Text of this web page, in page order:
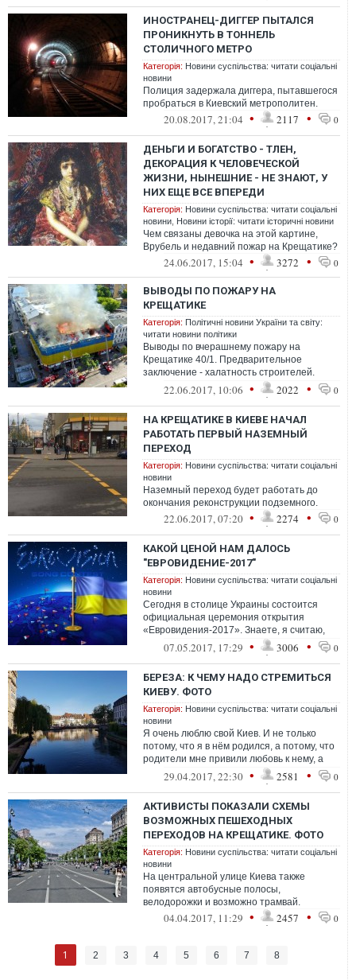
ИНОСТРАНЕЦ-ДИГГЕР ПЫТАЛСЯ
ПРОНИКНУТЬ В ТОННЕЛЬ
СТОЛИЧНОГО МЕТРО
Категорія: Новини суспільства: читати соціальні
новини
Полиция задержала диггера, пытавшегося
пробраться в Киевский метрополитен.
20.08.2017, 21:04 • 2117 • 0
ДЕНЬГИ И БОГАТСТВО - ТЛЕН,
ДЕКОРАЦИЯ К ЧЕЛОВЕЧЕСКОЙ
ЖИЗНИ, НЫНЕШНИЕ - НЕ ЗНАЮТ, У
НИХ ЕЩЕ ВСЕ ВПЕРЕДИ
Категорія: Новини суспільства: читати соціальні
новини Новини історії: читати історичні новини
Чем связаны девочка на этой картине,
Врубель и недавний пожар на Крещатике?
24.06.2017, 15:04 • 3272 • 0
ВЫВОДЫ ПО ПОЖАРУ НА
КРЕЩАТИКЕ
Категорія: Політичні новини України та світу:
читати новини політики
Выводы по вчерашнему пожару на
Крещатике 40/1. Предварительное
заключение - халатность строителей.
Свидетели подтверждают, что на крыше
велись работы ...
22.06.2017, 10:06 • 2022 • 0
НА КРЕЩАТИКЕ В КИЕВЕ НАЧАЛ
РАБОТАТЬ ПЕРВЫЙ НАЗЕМНЫЙ
ПЕРЕХОД
Категорія: Новини суспільства: читати соціальні
новини
Наземный переход будет работать до
окончания реконструкции подземного.
22.06.2017, 07:20 • 2274 • 0
КАКОЙ ЦЕНОЙ НАМ ДАЛОСЬ
"ЕВРОВИДЕНИЕ-2017"
Категорія: Новини суспільства: читати соціальні
новини
Сегодня в столице Украины состоится
официальная церемония открытия
«Евровидения-2017». Знаете, я считаю,
что это хорошо.
07.05.2017, 17:29 • 3006 • 0
БЕРЕЗА: К ЧЕМУ НАДО СТРЕМИТЬСЯ
КИЕВУ. ФОТО
Категорія: Новини суспільства: читати соціальні
новини
Я очень люблю свой Киев. И не только
потому, что я в нём родился, а потому, что
родители мне привили любовь к нему, а
прививаю любовь к Киеву своим де...
29.04.2017, 22:30 • 2581 • 0
АКТИВИСТЫ ПОКАЗАЛИ СХЕМЫ
ВОЗМОЖНЫХ ПЕШЕХОДНЫХ
ПЕРЕХОДОВ НА КРЕЩАТИКЕ. ФОТО
Категорія: Новини суспільства: читати соціальні
новини
На центральной улице Киева также
появятся автобусные полосы,
велодорожки и возможно трамвай.
04.04.2017, 11:29 • 2457 • 0
1 2 3 4 5 6 7 8